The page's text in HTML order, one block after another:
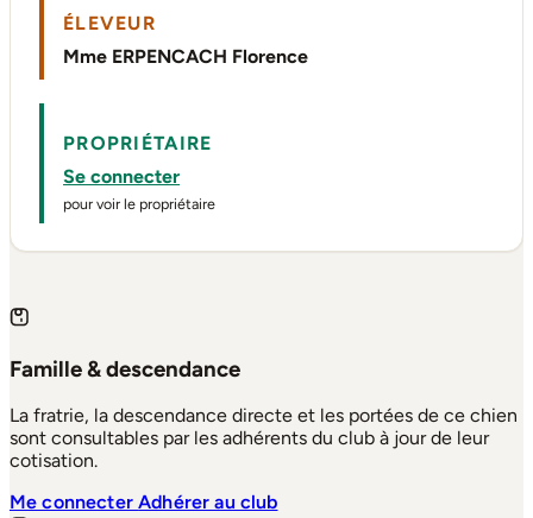
ÉLEVEUR
Mme ERPENCACH Florence
PROPRIÉTAIRE
Se connecter
pour voir le propriétaire
Famille & descendance
La fratrie, la descendance directe et les portées de ce chien
sont consultables par les adhérents du club à jour de leur
cotisation.
Me connecterAdhérer au club